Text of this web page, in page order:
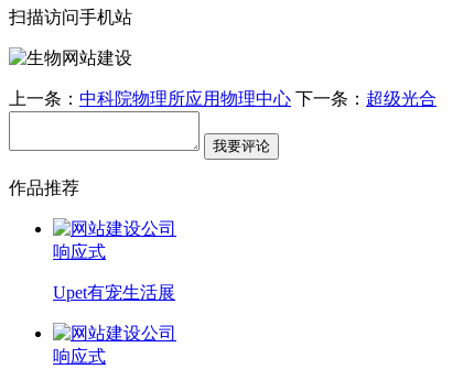
扫描访问手机站
上一条： 中科院物理所应用物理中心 下一条： 超级光合
作品推荐
响应式
Upet有宠生活展
响应式